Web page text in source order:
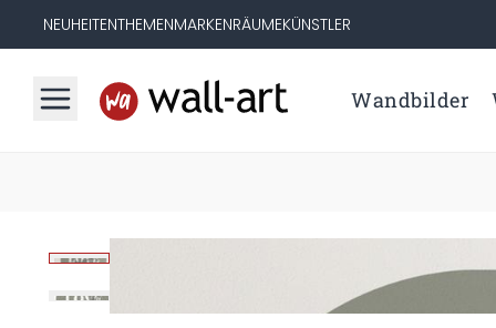
NEUHEITENTHEMENMARKENRÄUMEKÜNSTLER
Wandbilder